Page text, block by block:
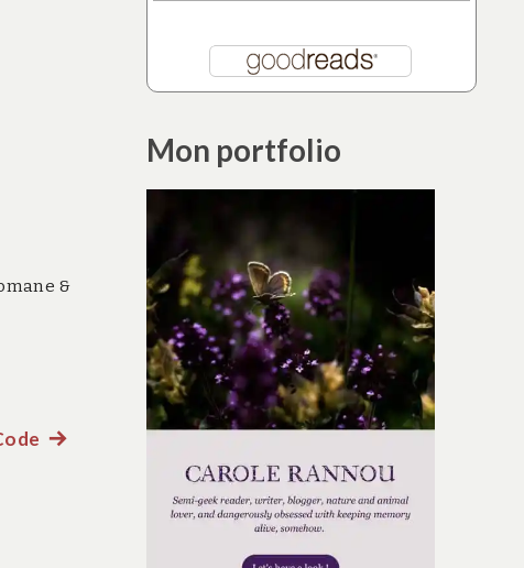
&
Article
Mon portfolio